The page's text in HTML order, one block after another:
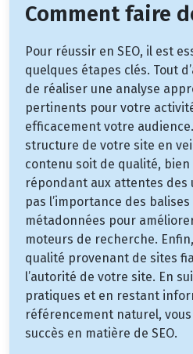
Comment faire
Pour réussir en SEO, il est
quelques étapes clés. Tout
de réaliser une analyse
pertinents pour votre
efficacement votre
structure de votre site en
contenu soit de qualité,
répondant aux attentes des
pas l’importance des balises
métadonnées pour
moteurs de recherche.
qualité provenant de sites
l’autorité de votre site. En
pratiques et en restant
référencement naturel,
succès en matière de SEO.